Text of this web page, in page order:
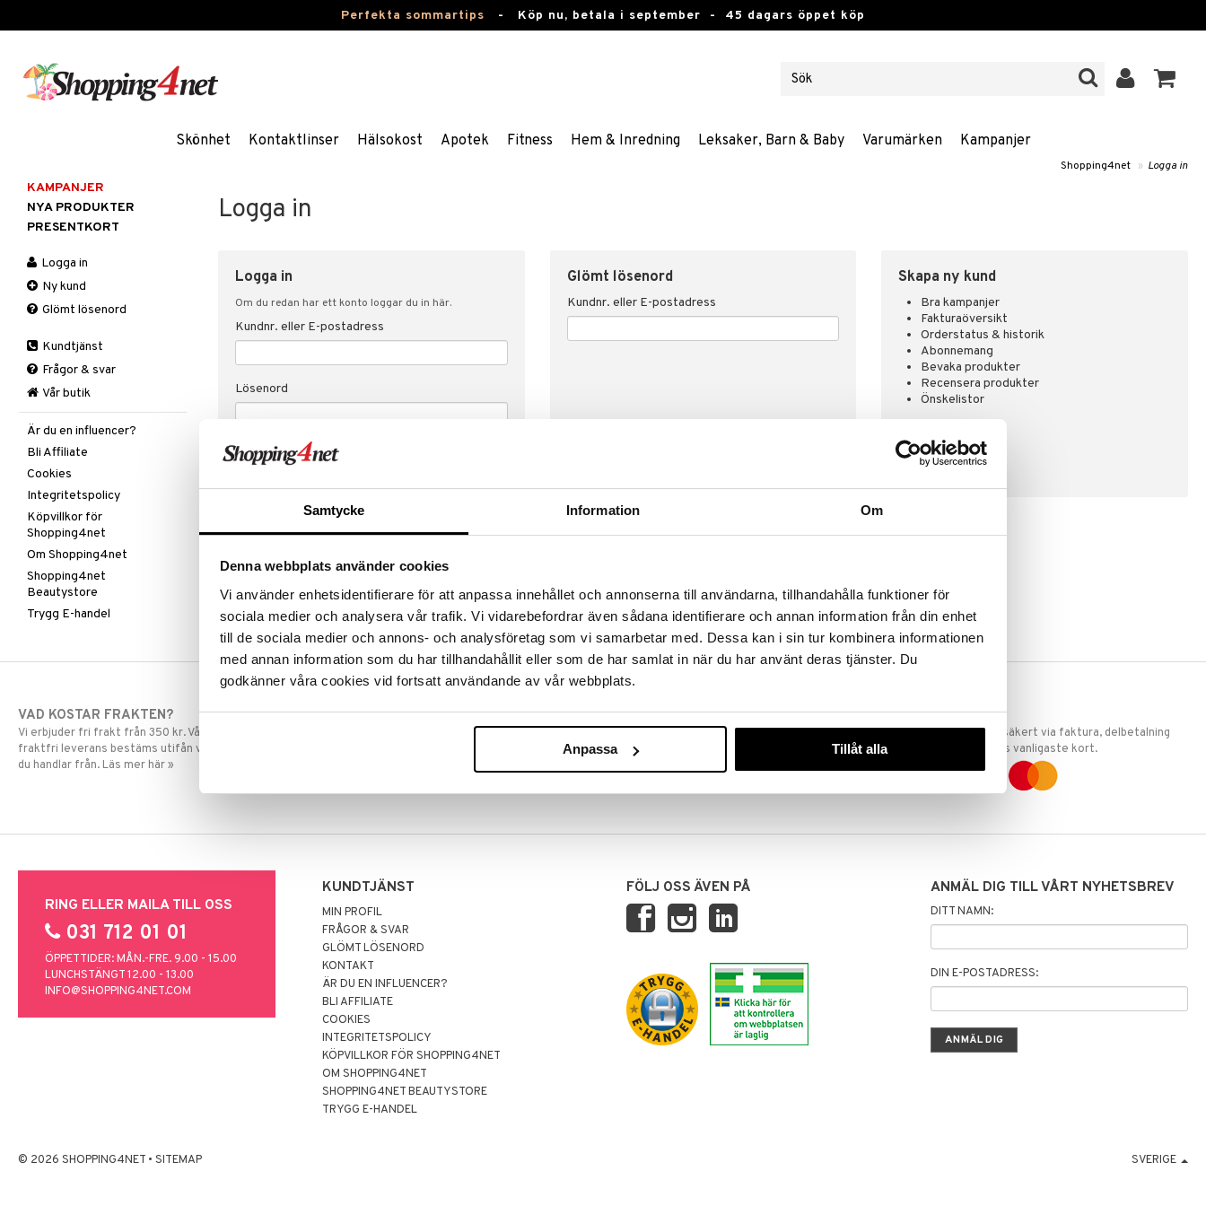
Samtycke Information Om
Denna webbplats använder cookies
Vi använder enhetsidentifierare för att anpassa innehållet och annonserna till användarna, tillhandahålla funktioner för
sociala medier och analysera vår trafik. Vi vidarebefordrar även sådana identifierare och annan information från din enhet
till de sociala medier och annons- och analysföretag som vi samarbetar med. Dessa kan i sin tur kombinera informationen
med annan information som du har tillhandahållit eller som de har samlat in när du har använt deras tjänster. Du
godkänner våra cookies vid fortsatt användande av vår webbplats.
Anpassa Tillåt alla
Perfekta sommartips - Köp nu, betala i september - 45 dagars öppet köp
Skönhet Kontaktlinser Hälsokost Apotek Fitness Hem & Inredning Leksaker, Barn & Baby Varumärken Kampanjer
Shopping4net » Logga in
Logga in
Logga in
Om du redan har ett konto loggar du in här.
Kundnr. eller E-postadress
Lösenord
Glömt lösenord
Kundnr. eller E-postadress
Skapa ny kund
Bra kampanjer
Fakturaöversikt
Orderstatus & historik
Abonnemang
Bevaka produkter
Recensera produkter
Önskelistor
SKAPA KUND
KAMPANJER
NYA PRODUKTER
PRESENTKORT
Logga in
Ny kund
Glömt lösenord
Kundtjänst
Frågor & svar
Vår butik
Är du en influencer?
Bli Affiliate
Cookies
Integritetspolicy
Köpvillkor för
Shopping4net
Om Shopping4net
Shopping4net
Beautystore
Trygg E-handel
VAD KOSTAR FRAKTEN?
Vi erbjuder fri frakt från 350 kr. Vår gräns för
fraktfri leverans bestäms utifån vilken avdelning
du handlar från. Läs mer här »
SNABBA LEVERANSER
Beställningar lagda före 14:00 (gäller varor i lager)
GODKÄND AV LÄKEMEDELSVERKET
EU-logotypen är symbolen som visar att vi är
godkända av Läkemedelsverket gällande
TRYGGA KÖP
Handla tryggt & säkert via faktura, delbetalning
eller marknadens vanligaste kort.
RING ELLER MAILA TILL OSS
031 712 01 01
ÖPPETTIDER: MÅN.-FRE. 9.00 - 15.00
LUNCHSTÄNGT 12.00 - 13.00
INFO@SHOPPING4NET.COM
KUNDTJÄNST
MIN PROFIL
FRÅGOR & SVAR
GLÖMT LÖSENORD
KONTAKT
ÄR DU EN INFLUENCER?
BLI AFFILIATE
COOKIES
INTEGRITETSPOLICY
KÖPVILLKOR FÖR SHOPPING4NET
OM SHOPPING4NET
SHOPPING4NET BEAUTYSTORE
TRYGG E-HANDEL
FÖLJ OSS ÄVEN PÅ ANMÄL DIG TILL VÅRT NYHETSBREV
DITT NAMN:
DIN E-POSTADRESS:
© 2026 SHOPPING4NET • SITEMAP SVERIGE